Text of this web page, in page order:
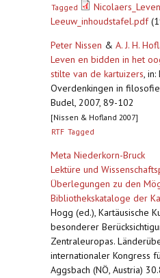
Tagged
Leeuw_inhoudstafel.pdf
Peter Nissen & A. J. H.
Leven en bidden in het
stilte van de kartuizers, in:
Overdenkingen in
Budel, 2007, 89-102
[Nissen & Hofland 2007]
RTF Tagged
Meta Niederkorn-Bruck
Lektüre und
Überlegungen zu den
Bibliothekskataloge der
Hogg (ed.), Kartäusische
besonderer
Zentraleuropas.
internationaler Kongress
Aggsbach (NÖ, Austria)